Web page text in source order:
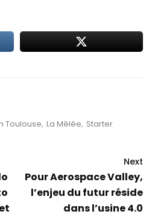
Toulouse, La Mêlée, Starter
Next
Pour Aerospace Valley,
l’enjeu du futur réside
dans l’usine 4.0